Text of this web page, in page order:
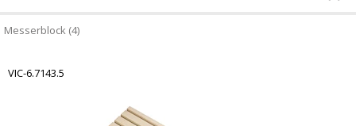
Messerblock (4)
VIC-6.7143.5